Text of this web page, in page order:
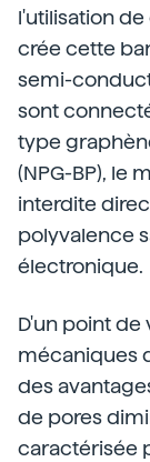
l'utilisation
crée cette
semi-
sont
type
(NPG-BP), le
interdite
polyvalence
électronique.
D'un point
mécaniques
des
de pores
caractérisée